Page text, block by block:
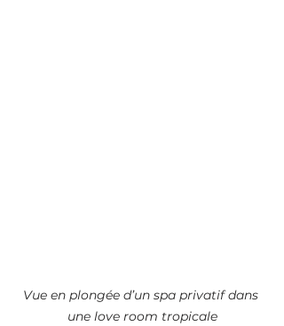
Vue en plongée d’un spa privatif dans
une love room tropicale